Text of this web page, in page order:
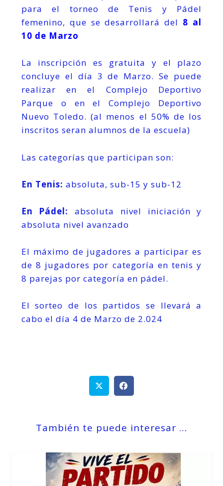
para el torneo de Tenis y Pádel
femenino, que se desarrollará del 8 al
10 de Marzo
La inscripción es gratuita y el plazo
concluye el día 3 de Marzo. Se puede
realizar en el Complejo Deportivo
Parque o en el Complejo Deportivo
Nuevo Toledo. (al menos el 50% de los
inscritos seran alumnos de la escuela)
Las categorías que participan son:
En Tenis: absoluta, sub-15 y sub-12
En Pádel:
absoluta nivel iniciación y
absoluta nivel avanzado
El máximo de jugadores a participar es
de 8 jugadores por categoría en tenis y
8 parejas por categoría en pádel.
El sorteo de los partidos se llevará a
cabo el día 4 de Marzo de 2.024
También te puede interesar …